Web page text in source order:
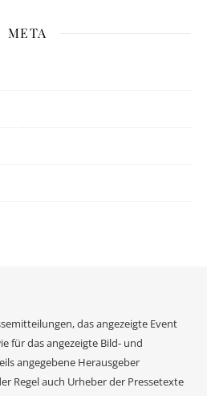
META
das angezeigte Event
für das angezeigte Bild- und
angegebene Herausgeber
Regel auch Urheber der Pressetexte